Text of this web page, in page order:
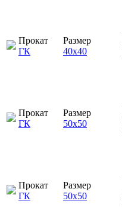
Прокат
ГК
Размер
40х40
Прокат
ГК
Размер
50х50
Прокат
ГК
Размер
50х50